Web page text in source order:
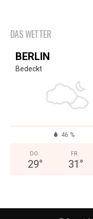
DAS WETTER
BERLIN
Bedeckt
46 %
DO.
29°
FR.
31 °